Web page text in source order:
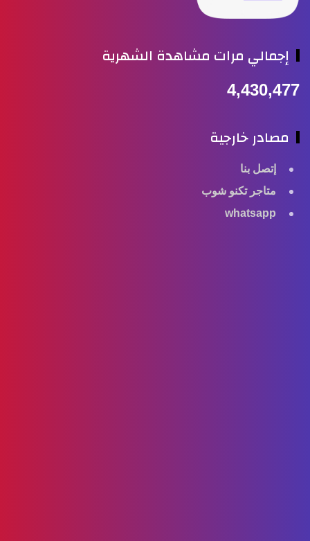
إجمالي مرات مشاهدة الشهرية
4,430,477
مصادر خارجية
إتصل بنا
متاجر تكنو شوب
whatsapp